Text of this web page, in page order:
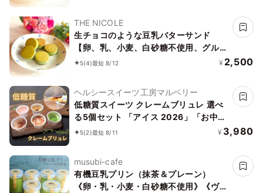
THE NICOLE
生チョコのような豆乳バターサンド
【卵、乳、小麦、白砂糖不使用、グルテ
ンフリースイーツ】ボタニカルサンド
ギー配慮》
5(4)最短 8/12 ¥ 2,500
ヘルシースイーツ工房マルベリー
低糖質スイーツ クレームブリュレ 選べ
る5個セット 「アイス 2026」「お中元
2026」
5(2)最短 8/11 ¥ 3,980
musubi-cafe
有機豆乳プリン（抹茶＆プレーン）
《卵・乳・小麦・白砂糖不使用》《ヴィ